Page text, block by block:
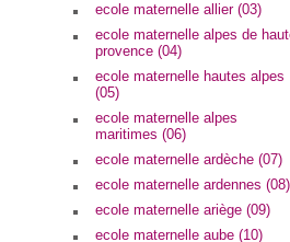
ecole maternelle allier (03)
ecole maternelle alpes de
provence (04)
ecole maternelle hautes alpes
(05)
ecole maternelle alpes
maritimes (06)
ecole maternelle ardèche (07)
ecole maternelle ardennes (08)
ecole maternelle ariège (09)
ecole maternelle aube (10)